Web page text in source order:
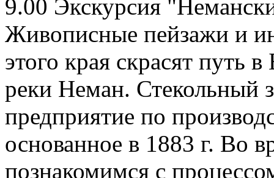
9.00 Экскурсия
Живописные пейзажи и
этого края скрасят путь
реки Неман. Стекольный
предприятие по
основанное в 1883 г. Во
познакомимся с